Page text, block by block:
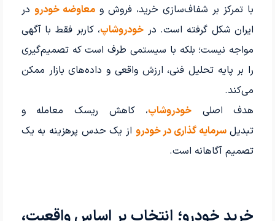
با تمرکز بر شفاف‌سازی خرید، فروش ومعاوضه خودرو در
ایران شکل گرفته است. در خودروشاپ، کاربر فقط با آگهی
مواجه نیست؛ بلکه با سیستمی طرف است که تصمیم‌گیری
را بر پایه تحلیل فنی، ارزش واقعی و داده‌های بازار ممکن
می‌کند.
هدف اصلی خودروشاپ، کاهش ریسک معامله و
تبدیلسرمایه گذاری در خودرو از یک حدس پرهزینه به یک
تصمیم آگاهانه است.